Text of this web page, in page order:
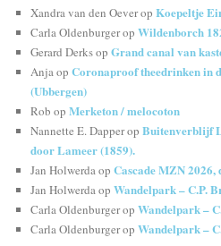
Xandra van den OeveropKoepeltje
Carla OldenburgeropWildenborch
Gerard DerksopGrand canal van
AnjaopCoronaproof theedrinken in
(Ubbergen)
Rob opMerketon / melocoton
Nannette E. DapperopBuitenverblijf
door Lameer (1859).
Jan HolwerdaopCascade MZN 2026,
Jan HolwerdaopWandelpark – C.P.
Carla OldenburgeropWandelpark –
Carla OldenburgeropWandelpark –